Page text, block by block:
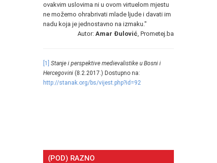
ovakvim uslovima ni u ovom virtuelom mjestu
ne možemo ohrabrivati mlade ljude i davati im
nadu koja je jednostavno na izmaku."
Autor: Amar Đulović , Prometej.ba
[1]
Stanje i perspektive medievalistike u Bosni i
Hercegovini (8.2.2017.) Dostupno na:
http://stanak.org/bs/vijest.php?id=92
(POD) RAZNO